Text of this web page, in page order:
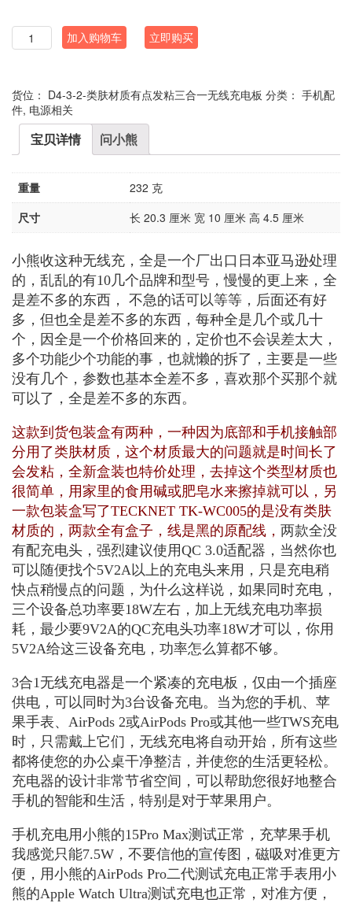
数
量
加入购物车 立即购买
货位： D4-3-2-类肤材质有点发粘三合一无线充电板 分类： 手机配
件, 电源相关
宝贝详情 问小熊
重量
232 克
尺寸
长 20.3 厘米 宽 10 厘米 高 4.5 厘米
小熊收这种无线充，全是一个厂出口日本亚马逊处理
的，乱乱的有10几个品牌和型号，慢慢的更上来，全
是差不多的东西， 不急的话可以等等，后面还有好
多，但也全是差不多的东西，每种全是几个或几十
个，因全是一个价格回来的，定价也不会误差太大，
多个功能少个功能的事，也就懒的拆了，主要是一些
没有几个，参数也基本全差不多，喜欢那个买那个就
可以了，全是差不多的东西。
这款到货包装盒有两种，一种因为底部和手机接触部
分用了类肤材质，这个材质最大的问题就是时间长了
会发粘，全新盒装也特价处理，去掉这个类型材质也
很简单，用家里的食用碱或肥皂水来擦掉就可以，另
一款包装盒写了TECKNET TK-WC005的是没有类肤
材质的，两款全有盒子，线是黑的原配线， 两款全没
有配充电头，强烈建议使用QC 3.0适配器，当然你也
可以随便找个5V2A以上的充电头来用，只是充电稍
快点稍慢点的问题，为什么这样说，如果同时充电，
三个设备总功率要18W左右，加上无线充电功率损
耗，最少要9V2A的QC充电头功率18W才可以，你用
5V2A给这三设备充电，功率怎么算都不够。
3合1无线充电器是一个紧凑的充电板，仅由一个插座
供电，可以同时为3台设备充电。当为您的手机、苹
果手表、AirPods 2或AirPods Pro或其他一些TWS充电
时，只需戴上它们，无线充电将自动开始，所有这些
都将使您的办公桌干净整洁，并使您的生活更轻松。
充电器的设计非常节省空间，可以帮助您很好地整合
手机的智能和生活，特别是对于苹果用户。
手机充电用小熊的15Pro Max测试正常，充苹果手机
我感觉只能7.5W，不要信他的宣传图，磁吸对准更方
便，用小熊的AirPods Pro二代测试充电正常手表用小
熊的Apple Watch Ultra测试充电也正常，对准方便，